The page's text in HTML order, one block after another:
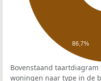
86,7%
Bovenstaand
woningen naar type in de